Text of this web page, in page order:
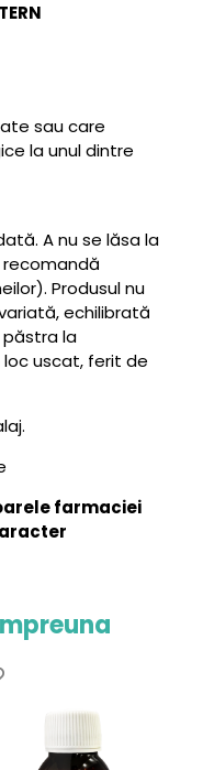
sau care
la unul dintre
A nu se lăsa la
recomandă
Produsul nu
echilibrată
păstra la
loc uscat, ferit de
farmaciei